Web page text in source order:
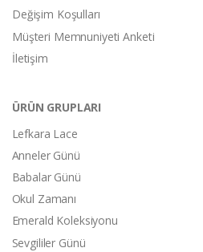
Değişim Koşulları
Müşteri Memnuniyeti Anketi
İletişim
ÜRÜN GRUPLARI
Lefkara Lace
Anneler Günü
Babalar Günü
Okul Zamanı
Emerald Koleksiyonu
Sevgililer Günü